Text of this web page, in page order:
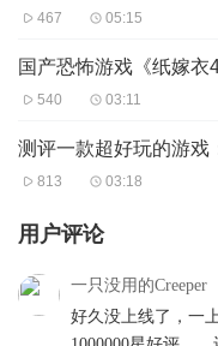
467 05:15
国产恐怖游戏《纸嫁
540 03:11
测评一款超好玩的游戏
813 03:18
用户评论
一只没用的Creeper
好久没上线了，一